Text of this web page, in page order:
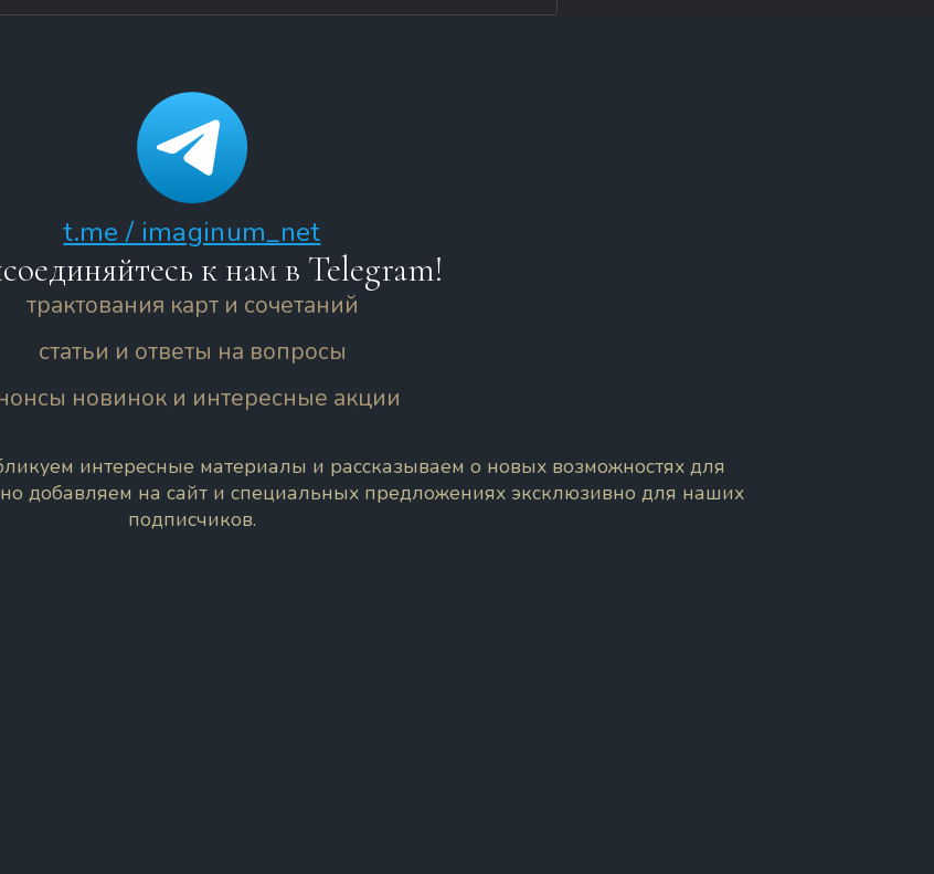
t.me / imaginum_net
к нам в Telegram!
трактования карт и сочетаний
статьи и ответы на вопросы
новинок и интересные акции
интересные материалы и рассказываем о новых возможностях для
добавляем на сайт и специальных предложениях эксклюзивно для наших
подписчиков.